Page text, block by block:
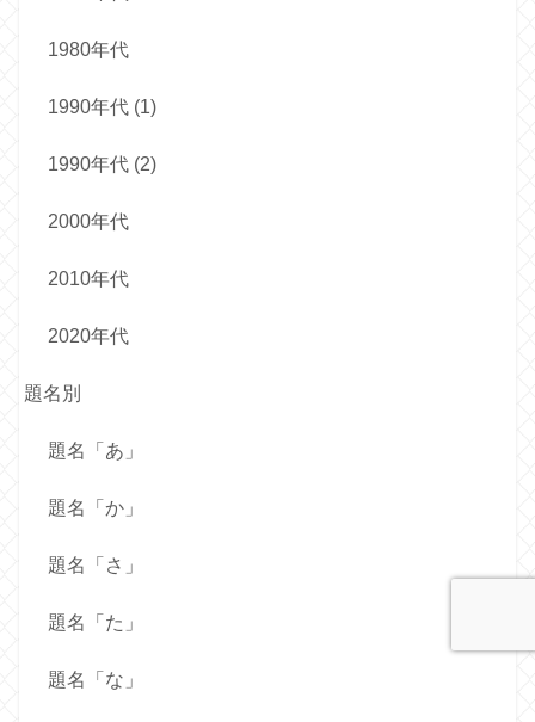
1980年代
1990年代 (1)
1990年代 (2)
2000年代
2010年代
2020年代
題名別
題名「あ」
題名「か」
題名「さ」
題名「た」
題名「な」